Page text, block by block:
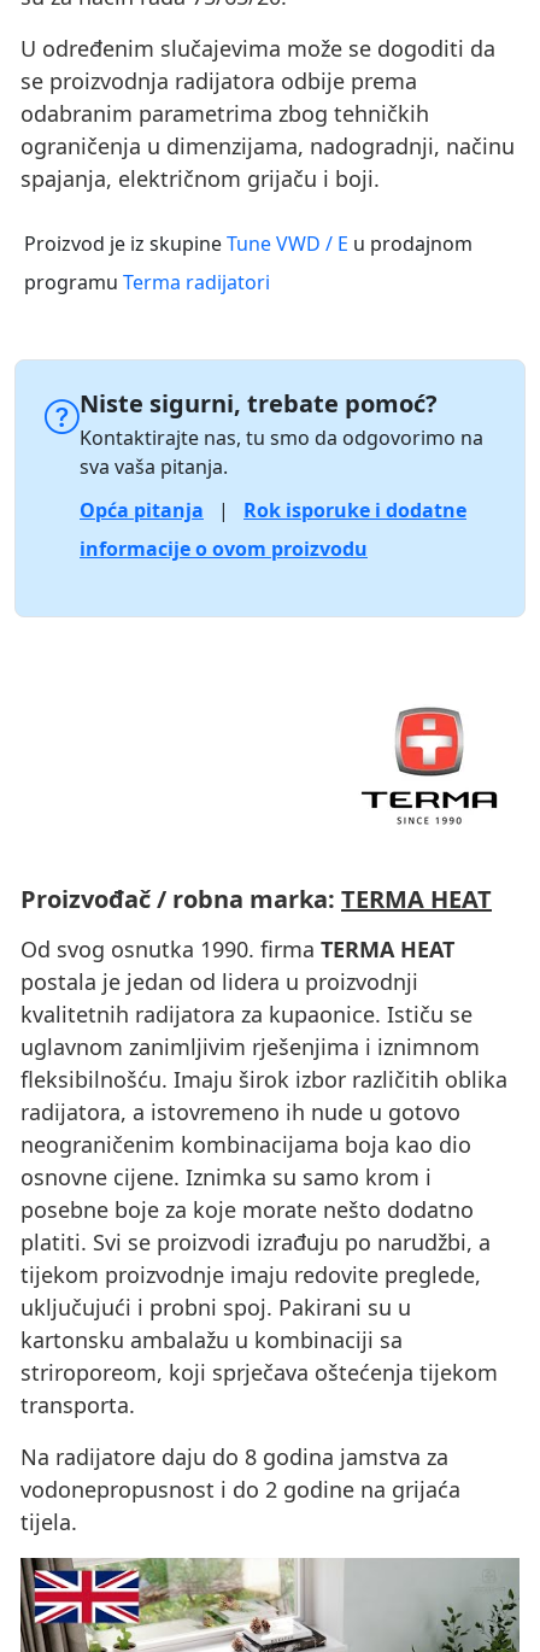
U određenim slučajevima može se dogoditi da
se proizvodnja radijatora odbije prema
odabranim parametrima zbog tehničkih
ograničenja u dimenzijama, nadogradnji, načinu
spajanja, električnom grijaču i boji.
Proizvod je iz skupineTune VWD / E u prodajnom
programu Terma radijatori
Niste sigurni, trebate pomoć?
Kontaktirajte nas, tu smo da odgovorimo na
sva vaša pitanja.
Opća pitanja
|
Rok isporuke i dodatne
informacije o ovom proizvodu
Proizvođač / robna marka: TERMA HEAT
Od svog osnutka 1990. firma TERMA HEAT
postala je jedan od lidera u proizvodnji
kvalitetnih radijatora za kupaonice. Ističu se
uglavnom zanimljivim rješenjima i iznimnom
fleksibilnošću. Imaju širok izbor različitih oblika
radijatora, a istovremeno ih nude u gotovo
neograničenim kombinacijama boja kao dio
osnovne cijene. Iznimka su samo krom i
posebne boje za koje morate nešto dodatno
platiti. Svi se proizvodi izrađuju po narudžbi, a
tijekom proizvodnje imaju redovite preglede,
uključujući i probni spoj. Pakirani su u
kartonsku ambalažu u kombinaciji sa
striroporeom, koji sprječava oštećenja tijekom
transporta.
Na radijatore daju do 8 godina jamstva za
vodonepropusnost i do 2 godine na grijaća
tijela.